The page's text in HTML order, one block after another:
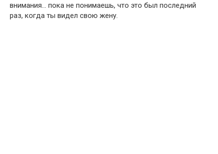
внимания… пока не понимаешь, что это был последний
раз, когда ты видел свою жену.